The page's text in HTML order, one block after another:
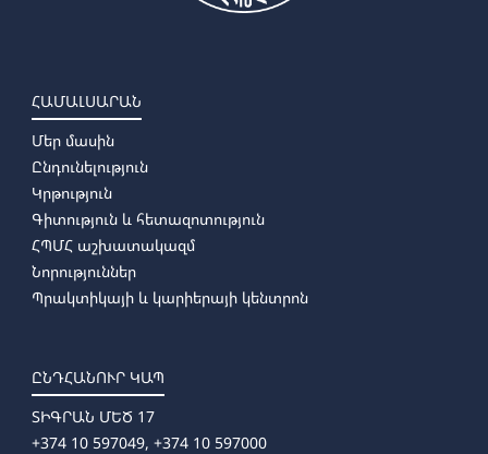
ՀԱՄԱԼՍԱՐԱՆ
Մեր մասին
Ընդունելություն
Կրթություն
Գիտություն և հետազոտություն
ՀՊՄՀ աշխատակազմ
Նորություններ
Պրակտիկայի և կարիերայի կենտրոն
ԸՆԴՀԱՆՈՒՐ ԿԱՊ
ՏԻԳՐԱՆ ՄԵԾ 17
+374 10 597049, +374 10 597000